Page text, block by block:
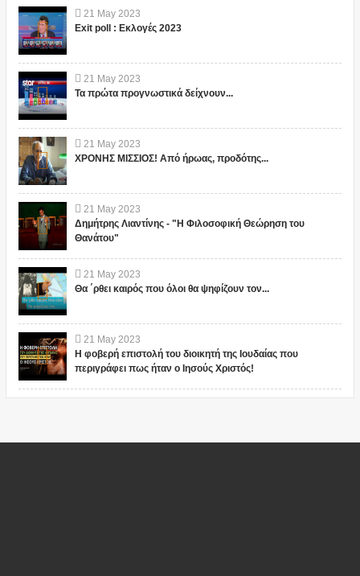
21 May 2023
Exit poll : Εκλογές 2023
21 May 2023
Τα πρώτα προγνωστικά δείχνουν...
21 May 2023
ΧΡΟΝΗΣ ΜΙΣΣΙΟΣ! Από ήρωας, προδότης...
21 May 2023
Δημήτρης Λιαντίνης - "Η Φιλοσοφική Θεώρηση του
Θανάτου"
21 May 2023
Θα ΄ρθει καιρός που όλοι θα ψηφίζουν τον...
21 May 2023
Η φοβερή επιστολή του διοικητή της Ιουδαίας που
περιγράφει πως ήταν ο Ιησούς Χριστός!